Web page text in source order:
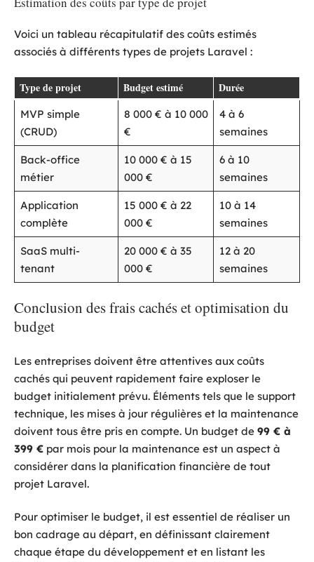
Voici un tableau récapitulatif des coûts estimés
associés à différents types de projets Laravel :
Type de projet Budget estimé Durée
MVP simple
(CRUD)
8 000 € à 10 000
€
4 à 6
semaines
Back-office
métier
10 000 € à 15
000 €
6 à 10
semaines
Application
complète
15 000 € à 22
000 €
10 à 14
semaines
SaaS multi-
tenant
20 000 € à 35
000 €
12 à 20
semaines
Conclusion des frais cachés et optimisation du
budget
Les entreprises doivent être attentives aux coûts
cachés qui peuvent rapidement faire exploser le
budget initialement prévu. Éléments tels que le support
technique, les mises à jour régulières et la maintenance
doivent tous être pris en compte. Un budget de 99 € à
399 € par mois pour la maintenance est un aspect à
considérer dans la planification financière de tout
projet Laravel.
Pour optimiser le budget, il est essentiel de réaliser un
bon cadrage au départ, en définissant clairement
chaque étape du développement et en listant les